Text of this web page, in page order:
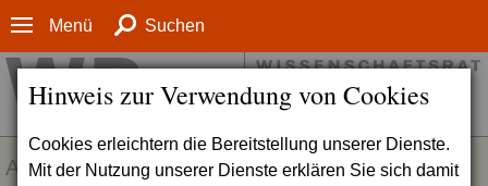
Hinweis zur Verwendung von Cookies
Cookies erleichtern die Bereitstellung unserer Dienste.
Mit der Nutzung unserer Dienste erklären Sie sich damit
Menü Suchen
AKTUELLES